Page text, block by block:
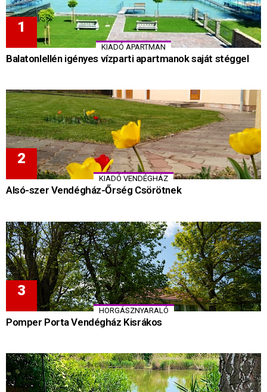
KIADÓ APARTMAN
Balatonlellén igényes vízparti apartmanok saját stéggel
KIADÓ VENDÉGHÁZ
Alsó-szer Vendégház-Őrség Csörötnek
HORGÁSZNYARALÓ
Pomper Porta Vendégház Kisrákos